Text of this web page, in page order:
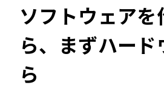
ソフトウェアを
ら、まずハー
ら